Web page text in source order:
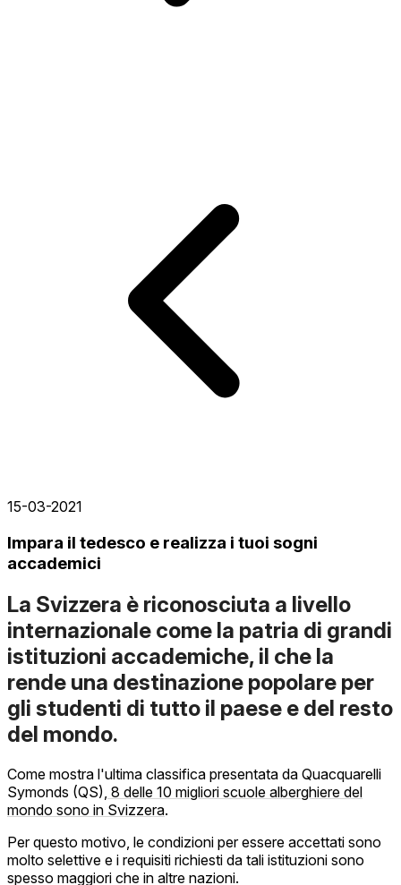
15-03-2021
Impara il tedesco e realizza i tuoi sogni
accademici
La Svizzera è riconosciuta a livello
internazionale come la patria di grandi
istituzioni accademiche, il che la
rende una destinazione popolare per
gli studenti di tutto il paese e del resto
del mondo.
Come mostra l'ultima classifica presentata da Quacquarelli
Symonds (QS), 8 delle 10 migliori scuole alberghiere del
mondo sono in Svizzera.
Per questo motivo, le condizioni per essere accettati sono
molto selettive e i requisiti richiesti da tali istituzioni sono
spesso maggiori che in altre nazioni.